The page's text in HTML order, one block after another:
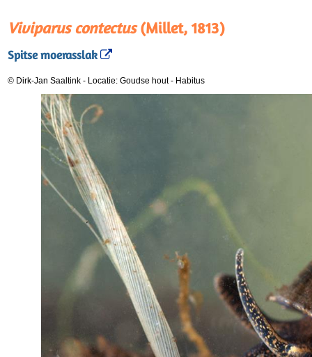
Viviparus contectus(Millet, 1813)
Spitse moerasslak
© Dirk-Jan Saaltink - Locatie: Goudse hout- Habitus